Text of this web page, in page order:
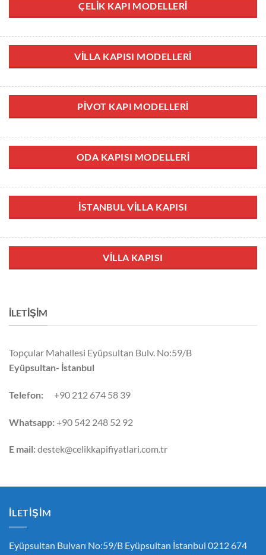
ÇELIK KAPI MODELLERI
VILLA KAPISI MODELLERI
PIVOT KAPI MODELLERI
ODA KAPISI MODELLERI
İSTANBUL VILLA KAPISI
VILLA KAPISI
İLETIŞIM
Topçular Mahallesi Eyüpsultan Bulv. No:59/B
Eyüpsultan- İstanbul
Telefon: +90 212 674 58 39
Whatsapp:+90 542 248 52 92
E mail:destek@celikkapifiyatlari.com.tr
İLETIŞIM
Eyüpsultan Bulvarı No:59/B Eyüpsultan İstanbul 0212 674